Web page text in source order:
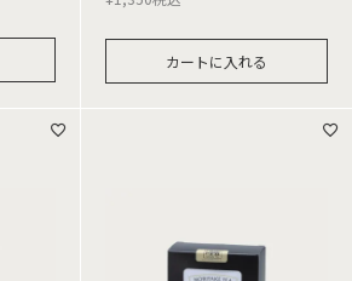
カートに入れる